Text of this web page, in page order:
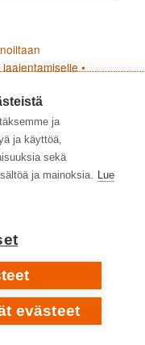
•
RE:CREATED
1975–2022
kipupisteiden
ja uhmaa
voimaa •
ja
ja käyttöä,
sekä
ja mainoksia. Lue
evästeet